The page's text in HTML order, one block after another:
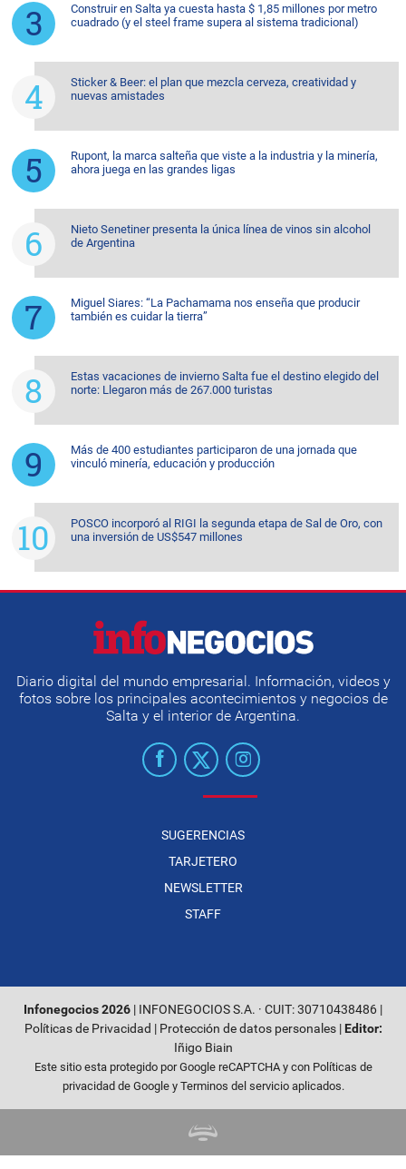
Construir en Salta ya cuesta hasta $ 1,85 millones por metro
cuadrado (y el steel frame supera al sistema tradicional)
Sticker & Beer: el plan que mezcla cerveza, creatividad y
nuevas amistades
Rupont, la marca salteña que viste a la industria y la minería,
ahora juega en las grandes ligas
Nieto Senetiner presenta la única línea de vinos sin alcohol
de Argentina
Miguel Siares: “La Pachamama nos enseña que producir
también es cuidar la tierra”
Estas vacaciones de invierno Salta fue el destino elegido del
norte: Llegaron más de 267.000 turistas
Más de 400 estudiantes participaron de una jornada que
vinculó minería, educación y producción
POSCO incorporó al RIGI la segunda etapa de Sal de Oro, con
una inversión de US$547 millones
Diario digital del mundo empresarial. Información, videos y
fotos sobre los principales acontecimientos y negocios de
Salta y el interior de Argentina.
SUGERENCIAS
TARJETERO
NEWSLETTER
STAFF
Infonegocios 2026 | INFONEGOCIOS S.A. · CUIT: 30710438486 |
Políticas de Privacidad | Protección de datos personales| Editor:
Iñigo Biain
Este sitio esta protegido por Google reCAPTCHA y con Políticas de
privacidad de Googley Terminos del servicioaplicados.